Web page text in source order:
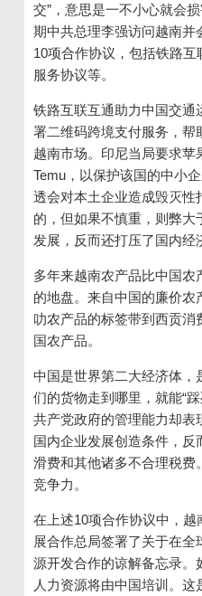
交”，意思是一不小心就会
期中共总理李强访问越南并
10项合作协议，包括铁路
服务协议等。
铁路互联互通助力中国交通
署二维码跨境支付服务，帮
越南市场。印尼当局要求苹
Temu，以保护该国的中小
透会对本土企业造成毁灭性
的，但如果不慎重，则弊大
发展，反而还打压了国内经
多年来越南农产品比中国农
的地盘。来自中国的廉价农
叻农产品的标签带到西贡消
国农产品。
中国是世界第二大经济体，
们的货物走到哪里，就能“
共产党政府的管理能力却表
国内企业发展创造条件，反
滑费和其他诸多不合理税费
竞争力。
在上述10项合作协议中，越
展合作总局签署了关于在
源开发合作的谅解备忘录。
人力资源将由中国培训。